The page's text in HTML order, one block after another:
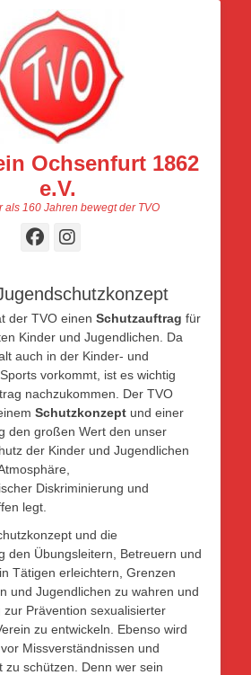
Ochsenfurt 1862
e.V.
als 160 Jahren bewegt der TVO
Facebook
Instagram
der TVO einen Schutzauftrag für
Kinder und Jugendlichen. Da
auch in der Kinder- und
vorkommt, ist es wichtig
nachzukommen. Der TVO
Schutzkonzept und einer
den großen Wert den unser
der Kinder und Jugendlichen
Diskriminierung und
legt.
und die
den Übungsleitern, Betreuern und
Tätigen erleichtern, Grenzen
und Jugendlichen zu wahren und
Prävention sexualisierter
zu entwickeln. Ebenso wird
Missverständnissen und
zu schützen. Denn wer sein